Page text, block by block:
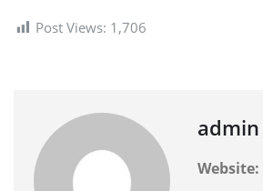
Post Views: 1,706
admin
Website: